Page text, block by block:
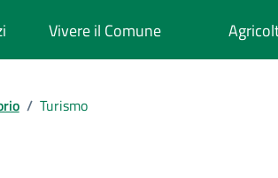
Vivere il Comune
/ Turismo